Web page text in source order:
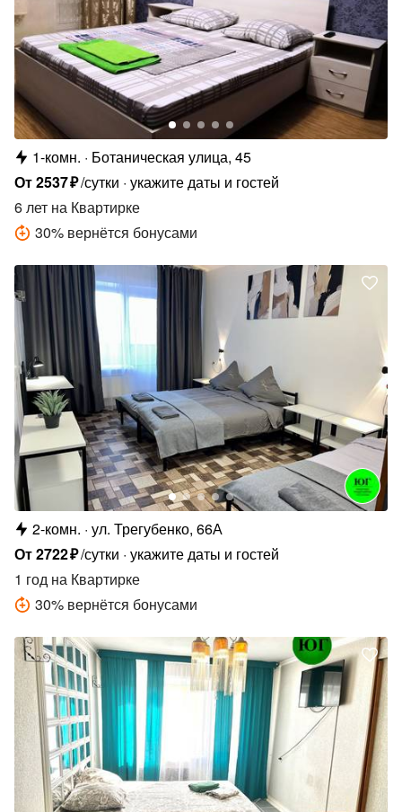
1-комн.
Ботаническая улица, 45
От2537₽/сутки укажите даты и гостей
6 лет на Квартирке
30% вернётся бонусами
2-комн. ул. Трегубенко, 66А
От2722₽/сутки укажите даты и гостей
1 год на Квартирке
30% вернётся бонусами